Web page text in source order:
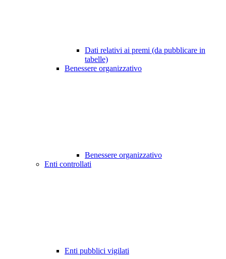
Dati relativi ai premi (da pubblicare in
tabelle)
Benessere organizzativo
Benessere organizzativo
Enti controllati
Enti pubblici vigilati